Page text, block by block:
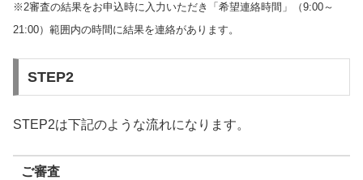
※2審査の結果をお申込時に入力いただき「希望連絡時間」（9:00～
21:00）範囲内の時間に結果を連絡があります。
STEP2
STEP2は下記のような流れになります。
ご審査